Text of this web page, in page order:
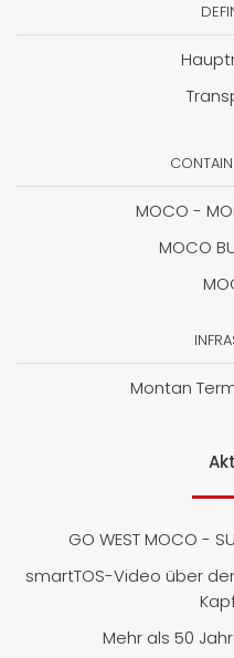
MOCO -
MOCO
Montan
GO WEST MOCO -
smartTOS-Video über
Mehr als 50